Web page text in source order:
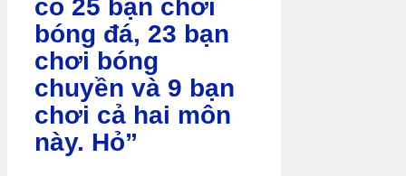
có 25 bạn chơi
bóng đá, 23 bạn
chơi bóng
chuyền và 9 bạn
chơi cả hai môn
này. Hỏ”